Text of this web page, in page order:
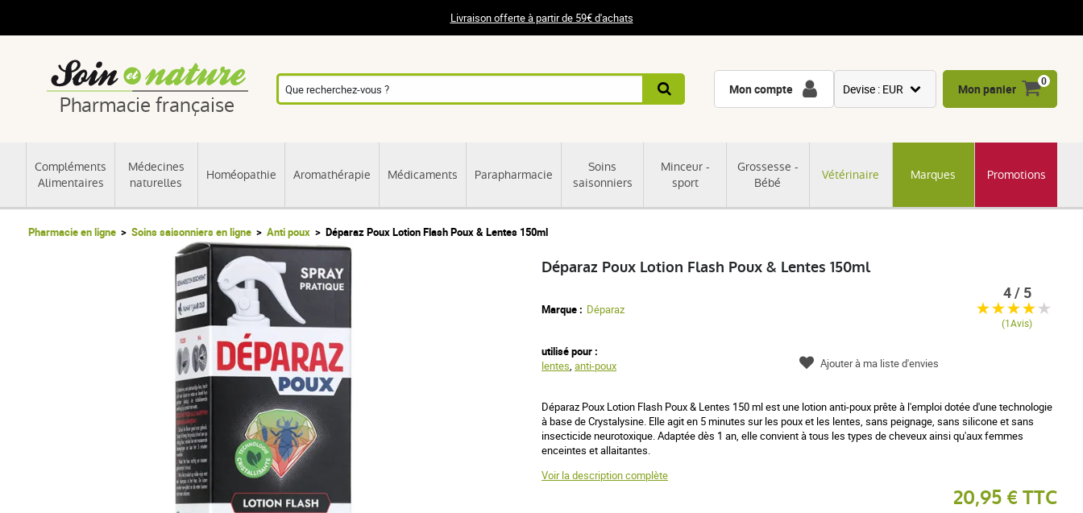
Livraison offerte à partir de 59€ d'achats
Pharmacie française
Compléments
Alimentaires
Médecines
naturelles
Homéopathie Aromathérapie Médicaments Parapharmacie
Soins
saisonniers
Minceur -
sport
Grossesse -
Bébé
Vétérinaire Marques Promotions
Mon compte Devise : EUR
CNY
Mon panier
0
Pharmacie en ligne Soins saisonniers en ligne Anti poux Déparaz Poux Lotion Flash Poux & Lentes 150ml
Déparaz Poux Lotion Flash Poux & Lentes 150ml
Marque : Déparaz
utilisé pour :
lentes, anti-poux
Déparaz Poux Lotion Flash Poux & Lentes 150 ml est une lotion anti-poux prête à l'emploi dotée d'une technologie
à base de Crystalysine. Elle agit en 5 minutes sur les poux et les lentes, sans peignage, sans silicone et sans
insecticide neurotoxique. Adaptée dès 1 an, elle convient à tous les types de cheveux ainsi qu'aux femmes
enceintes et allaitantes.
Voir la description complète
20,95 € TTC
4 / 5
(1Avis)
Ajouter à ma liste d'envies